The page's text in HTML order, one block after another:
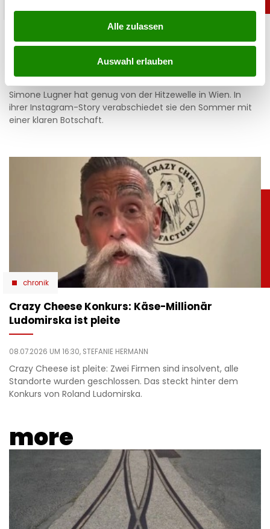
Alle zulassen
Auswahl erlauben
promitalk
Simone mit Ansage auf Instagram: „Komm nie
wieder”
05.08.2026 UM 14:47,JOVANA BOROJEVIC
Simone Lugner hat genug von der Hitzewelle in Wien. In
ihrer Instagram-Story verabschiedet sie den Sommer mit
einer klaren Botschaft.
chronik
Crazy Cheese Konkurs: Käse-Millionär
Ludomirska ist pleite
08.07.2026 UM 16:30, STEFANIE HERMANN
Crazy Cheese ist pleite: Zwei Firmen sind insolvent, alle
Standorte wurden geschlossen. Das steckt hinter dem
Konkurs von Roland Ludomirska.
more